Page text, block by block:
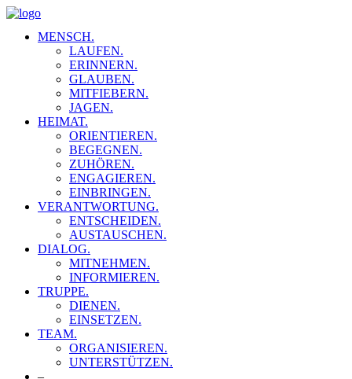
MENSCH.
LAUFEN.
ERINNERN.
GLAUBEN.
MITFIEBERN.
JAGEN.
HEIMAT.
ORIENTIEREN.
BEGEGNEN.
ZUHÖREN.
ENGAGIEREN.
EINBRINGEN.
VERANTWORTUNG.
ENTSCHEIDEN.
AUSTAUSCHEN.
DIALOG.
MITNEHMEN.
INFORMIEREN.
TRUPPE.
DIENEN.
EINSETZEN.
TEAM.
ORGANISIEREN.
UNTERSTÜTZEN.
–